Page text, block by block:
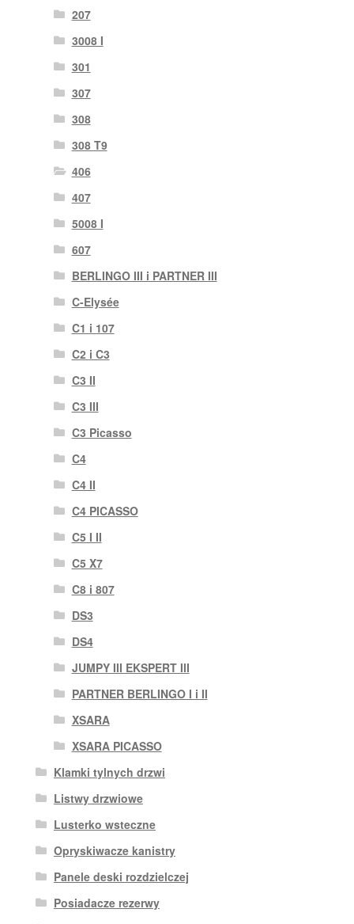
207
3008 I
301
307
308
308 T9
406
407
5008 I
607
BERLINGO III i PARTNER III
C-Elysée
C1 i 107
C2 i C3
C3 II
C3 III
C3 Picasso
C4
C4 II
C4 PICASSO
C5 I II
C5 X7
C8 i 807
DS3
DS4
JUMPY III EKSPERT III
PARTNER BERLINGO I i II
XSARA
XSARA PICASSO
Klamki tylnych drzwi
Listwy drzwiowe
Lusterko wsteczne
Opryskiwacze kanistry
Panele deski rozdzielczej
Posiadacze rezerwy